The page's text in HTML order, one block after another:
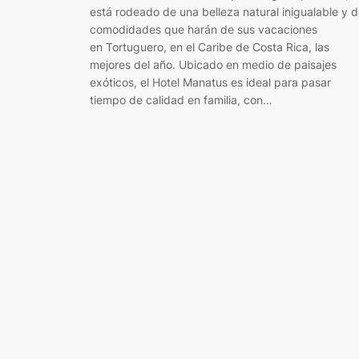
está rodeado de una belleza natural inigualable y
comodidades que harán de sus vacaciones
en Tortuguero, en el Caribe de Costa Rica, las
mejores del año. Ubicado en medio de paisajes
exóticos, el Hotel Manatus es ideal para pasar
tiempo de calidad en familia, con…